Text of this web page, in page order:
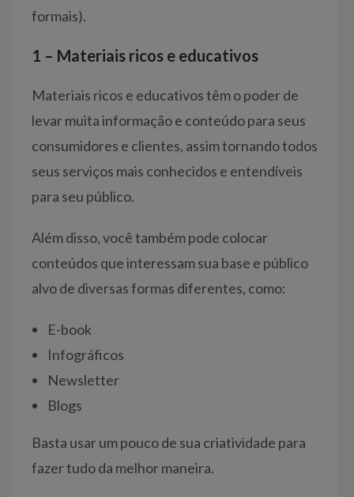
formais).
1 – Materiais ricos e educativos
Materiais ricos e educativos têm o poder de
levar muita informação e conteúdo para seus
consumidores e clientes, assim tornando todos
seus serviços mais conhecidos e entendíveis
para seu público.
Além disso, você também pode colocar
conteúdos que interessam sua base e público
alvo de diversas formas diferentes, como:
E-book
Infográficos
Newsletter
Blogs
Basta usar um pouco de sua criatividade para
fazer tudo da melhor maneira.